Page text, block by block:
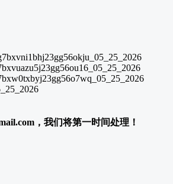
，我们将第一时间处理！